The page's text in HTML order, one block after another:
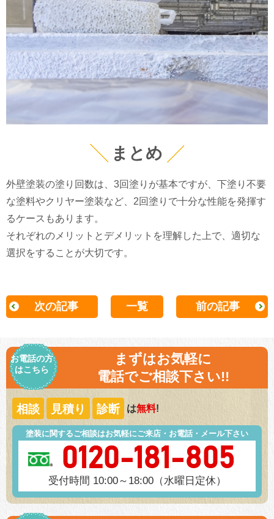
まとめ
外壁塗装の塗り回数は、3回塗りが基本ですが、下塗り不要
な塗料やクリヤー塗装など、2回塗りで十分な性能を発揮す
るケースもあります。
それぞれのメリットとデメリットを理解した上で、適切な
選択をすることが大切です。
次の記事 一覧 前の記事
お電話の方
はこちら
まずはお気軽に
電話でご相談下さい!!
相談 見積り 診断 は無料!
塗装に関するご相談はお気軽にご来店・お電話・メール下さい
0120-181-805
受付時間 10:00～18:00（水曜日定休）